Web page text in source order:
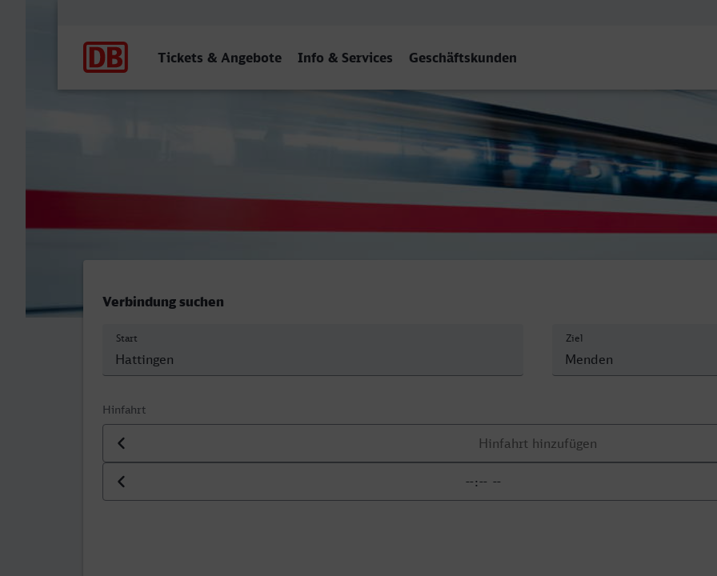
Tickets & Angebote Info & Services Geschäftskunden
Hattingen (Ruhr) - Menden (Sauerland)
Verbindung suchen
Start Ziel
Hinfahrt
Datum der Hinfahrt
Uhrzeit der Hinfahrt